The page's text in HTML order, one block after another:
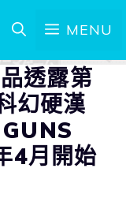
MENU
透露第
幻硬漢
4月開始